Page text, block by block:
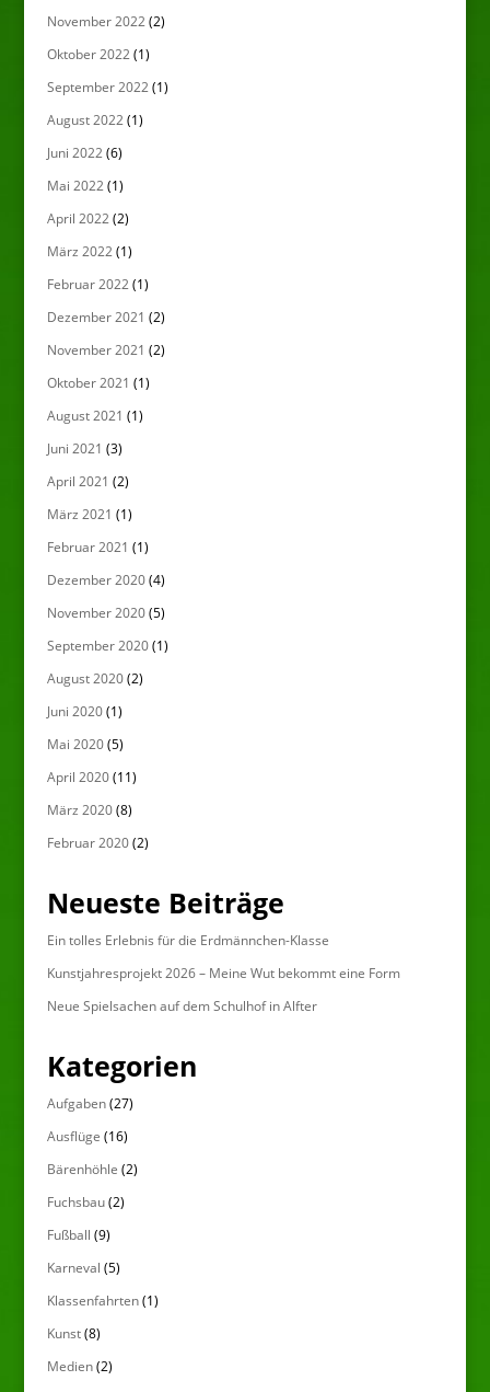
November 2022(2)
Oktober 2022(1)
September 2022(1)
August 2022(1)
Juni 2022(6)
Mai 2022(1)
April 2022(2)
März 2022(1)
Februar 2022(1)
Dezember 2021 (2)
November 2021 (2)
Oktober 2021 (1)
August 2021 (1)
Juni 2021 (3)
April 2021 (2)
März 2021 (1)
Februar 2021 (1)
Dezember 2020(4)
November 2020(5)
September 2020(1)
August 2020(2)
Juni 2020(1)
Mai 2020(5)
April 2020(11)
März 2020(8)
Februar 2020(2)
Neueste Beiträge
Ein tolles Erlebnis für die Erdmännchen-Klasse
Kunstjahresprojekt 2026 – Meine Wut bekommt eine Form
Neue Spielsachen auf dem Schulhof in Alfter
Kategorien
Aufgaben(27)
Ausflüge (16)
Bärenhöhle (2)
Fuchsbau(2)
Fußball (9)
Karneval (5)
Klassenfahrten(1)
Kunst(8)
Medien(2)